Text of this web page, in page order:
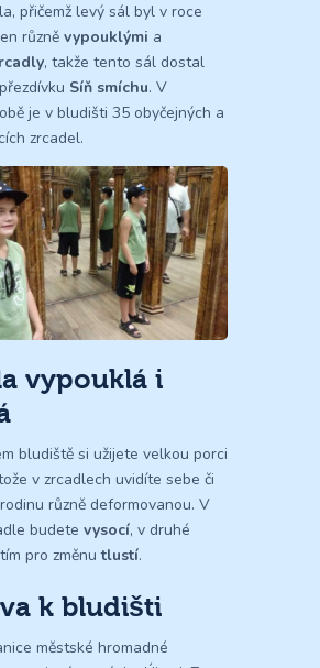
přičemž levý sál byl v roce
různě vypouklými a
, takže tento sál dostal
Síň smíchu. V
je v bludišti 35 obyčejných a
zrcadel.
vypouklá i
bludiště si užijete velkou porci
v zrcadlech uvidíte sebe či
různě deformovanou. V
budete vysocí, v druhé
pro změnutlustí.
k bludišti
městské hromadné